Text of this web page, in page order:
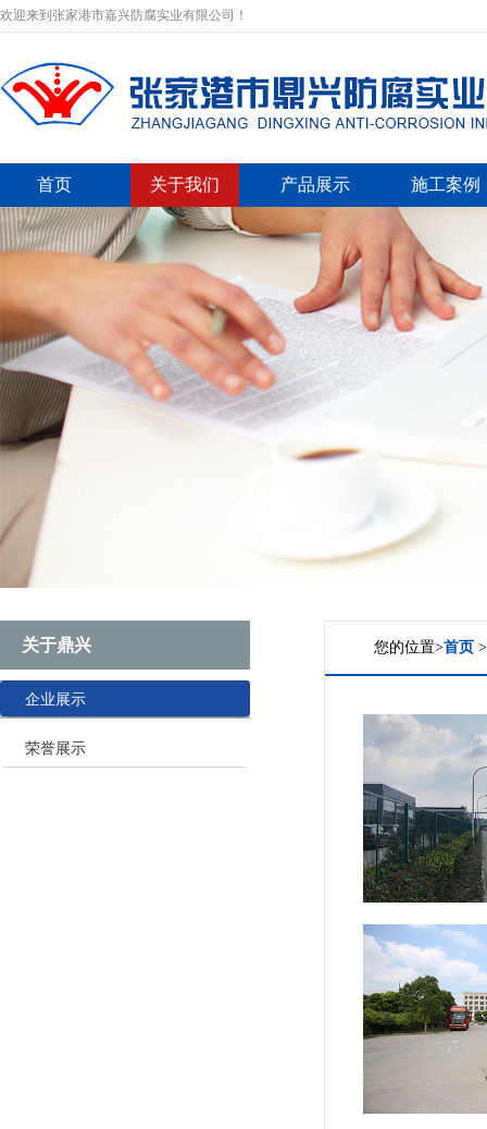
欢迎来到张家港市嘉兴防腐实业有限公司！
首页 关于我们 产品展示 施工案例
关于鼎兴
企业展示
荣誉展示
您的位置>首页